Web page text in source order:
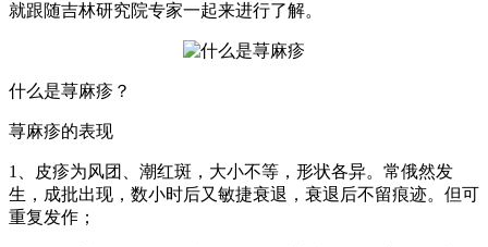
就跟随吉林研究院专家一起来进行了解。
什么是荨麻疹？
荨麻疹的表现
1、皮疹为风团、潮红斑，大小不等，形状各异。常俄然发
生，成批出现，数小时后又敏捷衰退，衰退后不留痕迹。但可
重复发作；